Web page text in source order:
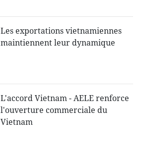
Les exportations vietnamiennes
maintiennent leur dynamique
L'accord Vietnam - AELE renforce
l'ouverture commerciale du
Vietnam